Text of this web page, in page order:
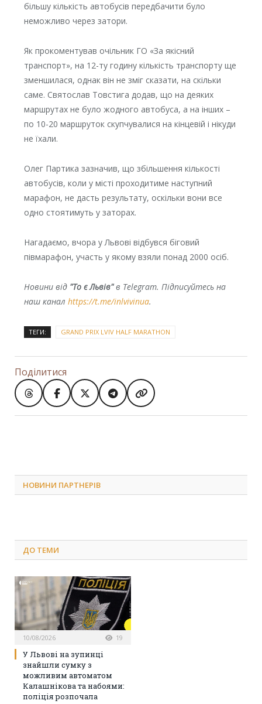
більшу кількість автобусів передбачити було
неможливо через затори.
Як прокоментував очільник ГО «За якісний
транспорт», на 12-ту годину кількість транспорту ще
зменшилася, однак він не зміг сказати, на скільки
саме. Святослав Товстига додав, що на деяких
маршрутах не було жодного автобуса, а на інших –
по 10-20 маршруток скупчувалися на кінцевій і нікуди
не їхали.
Олег Партика зазначив, що збільшення кількості
автобусів, коли у місті проходитиме наступний
марафон, не дасть результату, оскільки вони все
одно стоятимуть у заторах.
Нагадаємо, вчора у Львові відбувся біговий
півмарафон, участь у якому взяли понад 2000 осіб.
Новини від "То є Львів"в Telegram. Підписуйтесь на
наш канал https://t.me/inlvivinua.
ТЕГИ: GRAND PRIX LVIV HALF MARATHON
Поділитися
НОВИНИ ПАРТНЕРІВ
ДО ТЕМИ
10/08/2026 19
У Львові на зупинці
знайшли сумку з
можливим автоматом
Калашнікова та набоями:
поліція розпочала